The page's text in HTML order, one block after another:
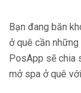
Bạn đang băn
ở quê cần
PosApp sẽ chia
mở spa ở quê